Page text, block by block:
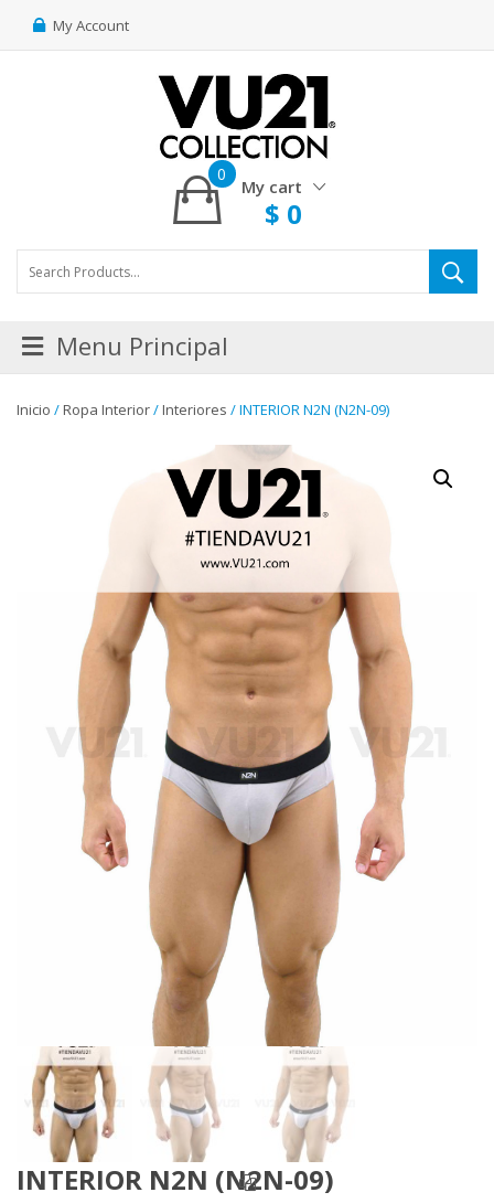
My Account
My cart
0
$ 0
Menu Principal
Inicio /Ropa Interior/Interiores / INTERIOR N2N (N2N-09)
INTERIOR N2N (N2N-09)